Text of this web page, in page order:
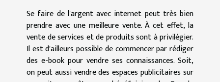
Se faire de l'argent avec internet peut très bien
prendre avec une meilleure vente. À cet effet, la
vente de services et de produits sont à privilégier.
Il est d'ailleurs possible de commencer par rédiger
des e-book pour vendre ses connaissances. Soit,
on peut aussi vendre des espaces publicitaires sur